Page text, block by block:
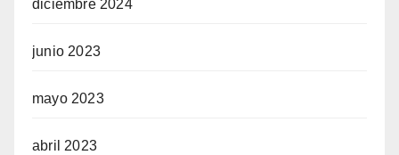
diciembre 2024
junio 2023
mayo 2023
abril 2023